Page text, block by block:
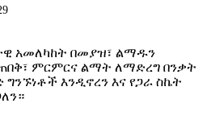
አመለካከት በመያዝ፣ ልማዱን
ምርምርና ልማት ለማድረግ በንቃት
ግንኙነቶች እንዲኖረን እና የጋራ ስኬት